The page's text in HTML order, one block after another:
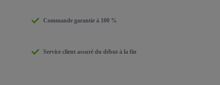
Commande garantie à 100 %
Service client assuré du début à la fin